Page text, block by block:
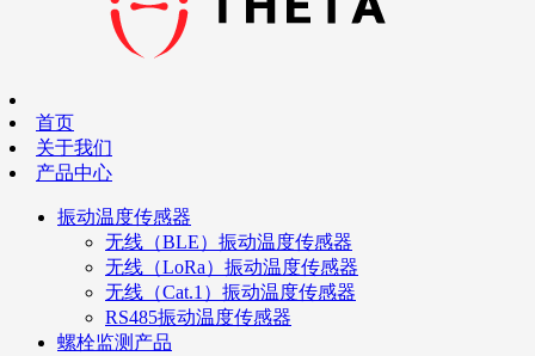
首页
关于我们
产品中心
振动温度传感器
无线（BLE）振动温度传感器
无线（LoRa）振动温度传感器
无线（Cat.1）振动温度传感器
RS485振动温度传感器
螺栓监测产品